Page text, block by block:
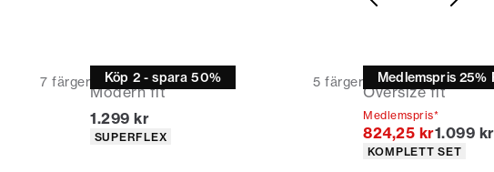
7 färger Köp 2 - spara 50%
Overshirt
Modern fit
5 färger
Nuvarande pris
1.299 kr
Produktattribut
SUPERFLEX
Medlemspris 25%
T-shirt
Oversize fit
Medlemspris*
824,25 kr1.099 kr
Produktattribut
KOMPLETT SET